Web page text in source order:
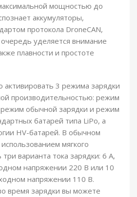
мощностью до
аккумуляторы,
протокола DroneCAN,
уделяется внимание
плавности и простоте
активировать 3 режима зарядки
производительностью: режим
обычной зарядки и режим
батарей типа LiPo, а
HV-батарей. В обычном
мягкого
три варианта тока зарядки: 6 А,
напряжении 220 В или 10
напряжении 110 В.
время зарядки вы можете